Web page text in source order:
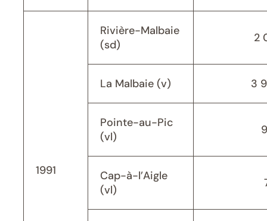
1991
Rivière-Malbaie
(sd)
2
La Malbaie (v) 3
Pointe-au-Pic
(vl)
Cap-à-l’Aigle
(vl)